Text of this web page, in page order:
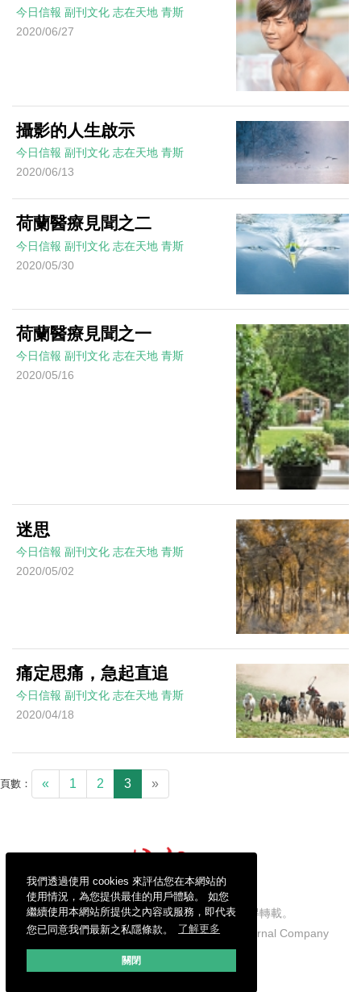
我們透過使用 cookies 來評估您在本網站的
使用情況，為您提供最佳的用戶體驗。 如您
繼續使用本網站所提供之內容或服務，即代表
您已同意我們最新之私隱條款。
了解更多
關閉
今日信報 副刊文化 志在天地 青斯
2020/06/27
攝影的人生啟示
今日信報 副刊文化 志在天地 青斯
2020/06/13
荷蘭醫療見聞之二
今日信報 副刊文化 志在天地 青斯
2020/05/30
荷蘭醫療見聞之一
今日信報 副刊文化 志在天地 青斯
2020/05/16
迷思
今日信報 副刊文化 志在天地 青斯
2020/05/02
痛定思痛，急起直追
今日信報 副刊文化 志在天地 青斯
2020/04/18
頁數： « 1 2 3 »
信報財經新聞有限公司版權所有，不得轉載。
Copyright © 2026 Hong Kong Economic Journal Company
Limited. All rights reserved.